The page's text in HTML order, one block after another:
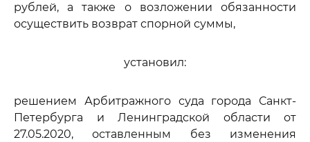
рублей, а также о возложении обязанности
осуществить возврат спорной суммы,
установил:
решением Арбитражного суда города Санкт-
Петербурга и Ленинградской области от
27.05.2020, оставленным без изменения